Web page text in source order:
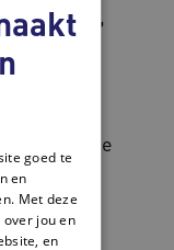
bij milde
op jonge
bij
goed te
en
Met deze
jou en
en